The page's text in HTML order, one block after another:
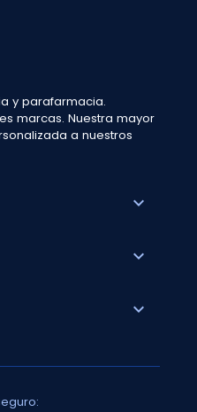
y parafarmacia.
marcas. Nuestra mayor
a nuestros
expand_more
expand_more
expand_more